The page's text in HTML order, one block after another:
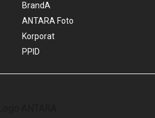
BrandA
ANTARA Foto
Korporat
PPID